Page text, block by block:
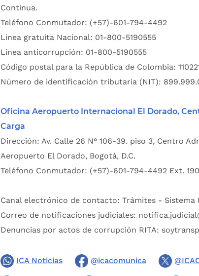
Continua.
Teléfono Conmutador: (+57)-601-794-4492
Linea gratuita Nacional: 01-800-5190555
Línea anticorrupción: 01-800-5190555
Código postal para la República de Colombia:
Número de identificación tributaria (NIT):
Oficina Aeropuerto Internacional El Dorado,
Carga
Dirección: Av. Calle 26 N° 106-39. piso 3, Centro
Aeropuerto El Dorado, Bogotá, D.C.
Teléfono Conmutador: (+57)-601-794-4492 Ext.
Canal electrónico de contacto: Trámites - Sistema
Correo de notificaciones judiciales:
Denuncias por actos de corrupción RITA:
ICA Noticias @icacomunica